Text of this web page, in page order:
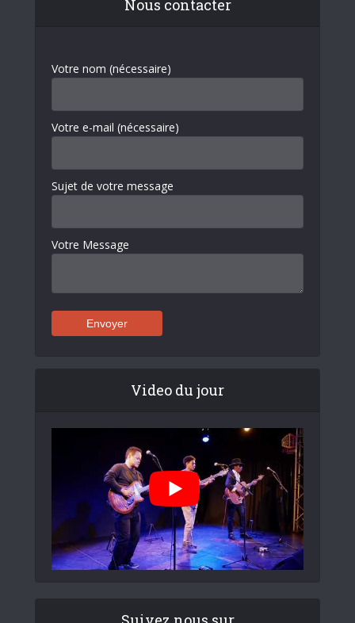
Nous contacter
Votre nom (nécessaire)
Votre e-mail (nécessaire)
Sujet de votre message
Votre Message
Video du jour